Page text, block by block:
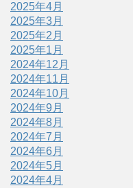
2025年4月
2025年3月
2025年2月
2025年1月
2024年12月
2024年11月
2024年10月
2024年9月
2024年8月
2024年7月
2024年6月
2024年5月
2024年4月